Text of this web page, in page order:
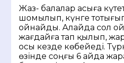
Жаз- балалар асыға
шомылып, күнге
ойнайды. Алайда сол
жағдайға тап қылып,
осы кезде көбейеді.
өзінде соңғы 6 айда